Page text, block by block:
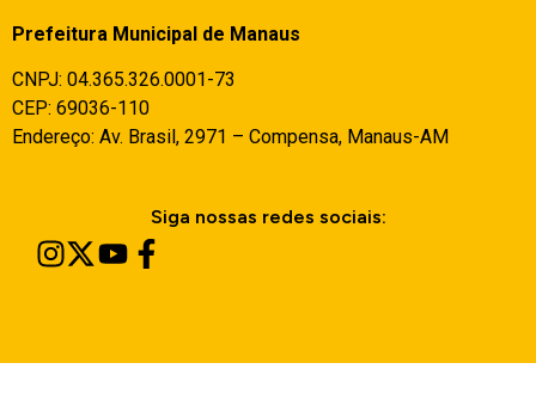
Prefeitura Municipal de Manaus
CNPJ: 04.365.326.0001-73
CEP: 69036-110
Endereço: Av. Brasil, 2971 – Compensa, Manaus-AM
Siga nossas redes sociais: